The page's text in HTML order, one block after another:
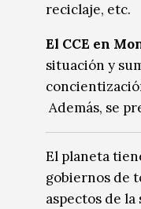
reciclaje, etc.
El CCE en
situación y
Además, se
El planeta
gobiernos de
aspectos de